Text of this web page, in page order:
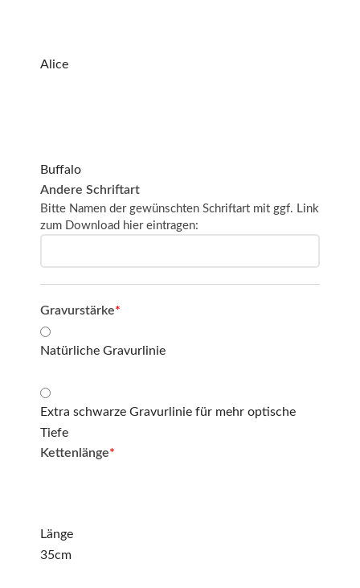
Alice
Buffalo
Andere Schriftart
Bitte Namen der gewünschten Schriftart mit ggf. Link
zum Download hier eintragen:
*
Gravurstärke
Natürliche Gravurlinie
Extra schwarze Gravurlinie für mehr optische
Tiefe
*
Kettenlänge
Länge
35cm